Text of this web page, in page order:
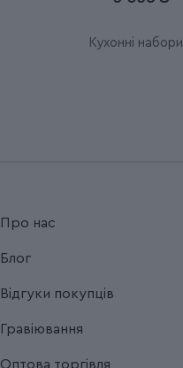
Кухонні набори
Про нас
Блог
Відгуки покупців
Гравіювання
Оптова торгівля